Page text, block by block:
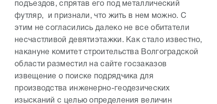
подъездов, спрятав его под металлический
футляр, и признали, что жить в нем можно. С
этим не согласились далеко не все обитатели
несчастливой девятиэтажки. Как стало известно,
накануне комитет строительства Волгоградской
области разместил на сайте госзаказов
извещение о поиске подрядчика для
производства инженерно-геодезических
изысканий с целью определения величин